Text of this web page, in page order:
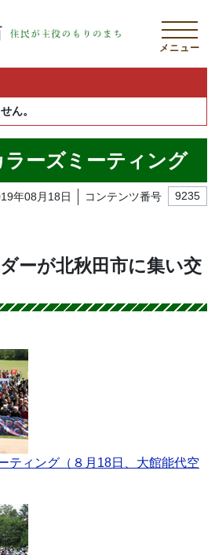
メニュー
ん。
ラーズミーティング
年08月18日 コンテンツ番号 9235
ーが北秋田市に集い交
ティング（８月18日、大館能代空